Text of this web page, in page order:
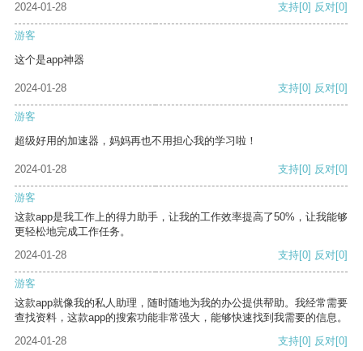
2024-01-28
支持[0] 反对[0]
游客
这个是app神器
2024-01-28 支持[0] 反对[0]
游客
超级好用的加速器，妈妈再也不用担心我的学习啦！
2024-01-28 支持[0] 反对[0]
游客
这款app是我工作上的得力助手，让我的工作效率提高了50%，让我能够
更轻松地完成工作任务。
2024-01-28
支持[0] 反对[0]
游客
这款app就像我的私人助理，随时随地为我的办公提供帮助。我经常需要
查找资料，这款app的搜索功能非常强大，能够快速找到我需要的信息。
2024-01-28
支持[0] 反对[0]